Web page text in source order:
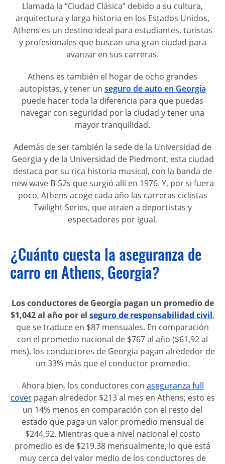
Llamada la “Ciudad Clásica” debido a su cultura,
arquitectura y larga historia en los Estados Unidos,
Athens es un destino ideal para estudiantes, turistas
y profesionales que buscan una gran ciudad para
avanzar en sus carreras.
Athens es también el hogar de ocho grandes
autopistas, y tener un seguro de auto en Georgia
puede hacer toda la diferencia para que puedas
navegar con seguridad por la ciudad y tener una
mayor tranquilidad.
Además de ser también la sede de la Universidad de
Georgia y de la Universidad de Piedmont, esta ciudad
destaca por su rica historia musical, con la banda de
new wave B-52s que surgió allí en 1976. Y, por si fuera
poco, Athens acoge cada año las carreras ciclistas
Twilight Series, que atraen a deportistas y
espectadores por igual.
¿Cuánto cuesta la aseguranza de
carro en Athens, Georgia?
Los conductores de Georgia pagan un promedio de
$1,042 al año por el seguro de responsabilidad civil,
que se traduce en $87 mensuales. En comparación
con el promedio nacional de $767 al año ($61,92 al
mes), los conductores de Georgia pagan alrededor de
un 33% más que el conductor promedio.
Ahora bien, los conductores con aseguranza full
coverpagan alrededor $213 al mes en Athens; esto es
un 14% menos en comparación con el resto del
estado que paga un valor promedio mensual de
$244,92. Mientras que a nivel nacional el costo
promedio es de $219.38 mensualmente, lo que está
muy cerca del valor medio de los conductores de